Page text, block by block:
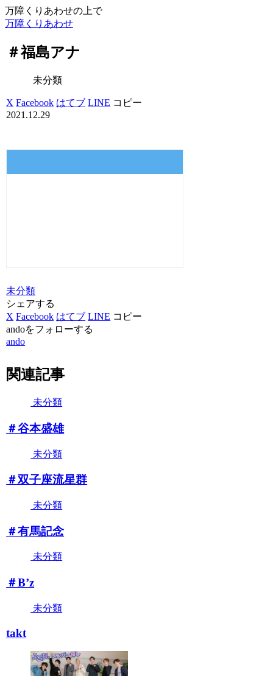
万障くりあわせの上で
万障くりあわせ
＃福島アナ
未分類
X Facebook はてブ LINE コピー
2021.12.29
未分類
シェアする
X Facebook はてブ LINE コピー
andoをフォローする
ando
関連記事
未分類
＃谷本盛雄
未分類
＃双子座流星群
未分類
＃有馬記念
未分類
＃B’z
未分類
takt